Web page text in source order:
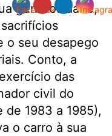
generosidade,
o seu desapego
Conto, a
das
civil do
de 1983 a 1985),
o carro à sua